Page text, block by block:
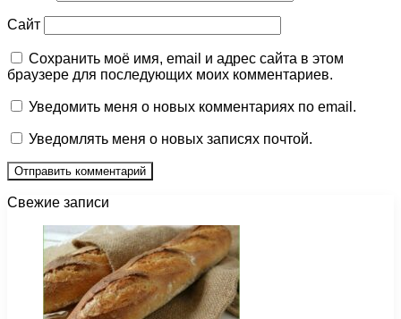
Сайт
Сохранить моё имя, email и адрес сайта в этом
браузере для последующих моих комментариев.
Уведомить меня о новых комментариях по email.
Уведомлять меня о новых записях почтой.
Свежие записи